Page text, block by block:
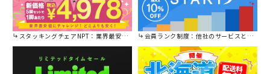
スタッキングチェアNPT：業界最安値に挑戦！ 会員ランク制度：他社のサービスと比較してください。